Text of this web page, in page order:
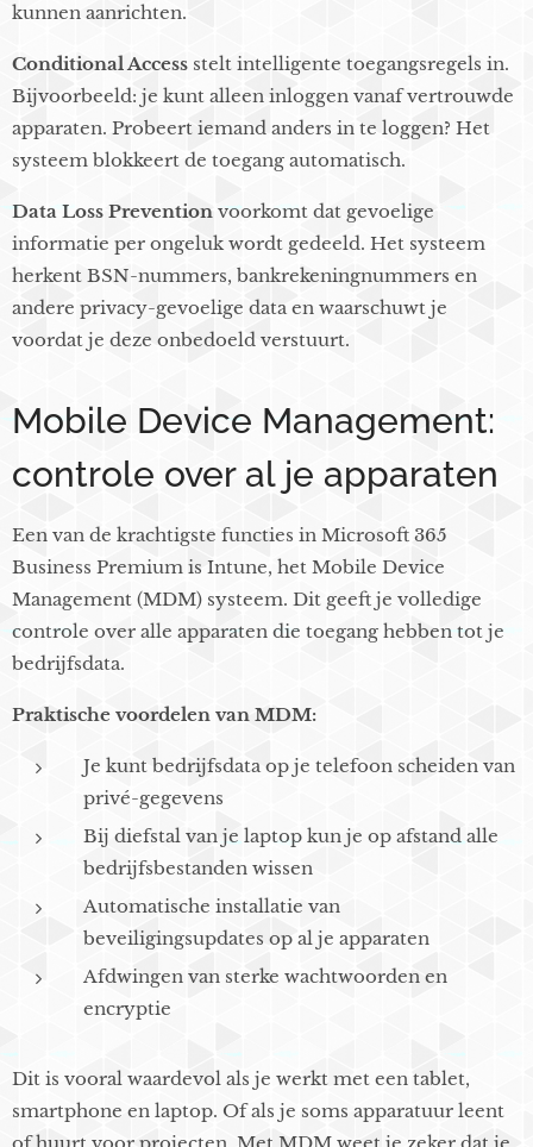
kunnen aanrichten.
Conditional Access stelt intelligente toegangsregels in.
Bijvoorbeeld: je kunt alleen inloggen vanaf vertrouwde
apparaten. Probeert iemand anders in te loggen? Het
systeem blokkeert de toegang automatisch.
Data Loss Prevention voorkomt dat gevoelige
informatie per ongeluk wordt gedeeld. Het systeem
herkent BSN-nummers, bankrekeningnummers en
andere privacy-gevoelige data en waarschuwt je
voordat je deze onbedoeld verstuurt.
Mobile Device Management:
controle over al je apparaten
Een van de krachtigste functies in Microsoft 365
Business Premium is Intune, het Mobile Device
Management (MDM) systeem. Dit geeft je volledige
controle over alle apparaten die toegang hebben tot je
bedrijfsdata.
Praktische voordelen van MDM:
Je kunt bedrijfsdata op je telefoon scheiden van
privé-gegevens
Bij diefstal van je laptop kun je op afstand alle
bedrijfsbestanden wissen
Automatische installatie van
beveiligingsupdates op al je apparaten
Afdwingen van sterke wachtwoorden en
encryptie
Dit is vooral waardevol als je werkt met een tablet,
smartphone en laptop. Of als je soms apparatuur leent